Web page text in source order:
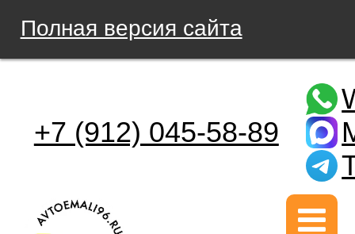
Полная версия сайта
+7 (912) 045-58-89